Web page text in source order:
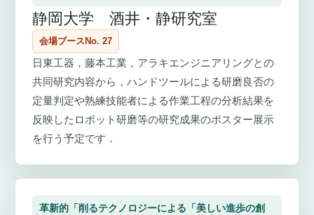
静岡大学 酒井・静研究室
会場ブースNo. 27
日東工器，藤本工業，アラキエンジニアリングとの
共同研究内容から，ハンドツールによる研磨良否の
定量判定や熟練技能者による作業工程の分析結果を
反映したロボット研磨等の研究成果のポスター展示
を行う予定です．
革新的「削るテクノロジーによる「美しい進歩の創